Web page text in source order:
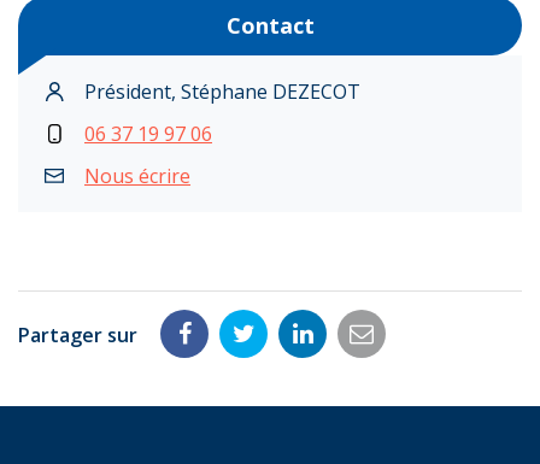
Contact
Président, Stéphane DEZECOT
06 37 19 97 06
Nous écrire
Partager sur
Partager
Facebook
Partager
Twitter
Partager
LinkedIn
Partager
email